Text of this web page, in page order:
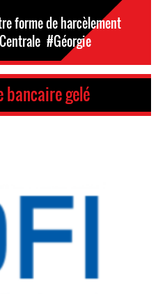
forme de harcèlement
#Géorgie
bancaire gelé